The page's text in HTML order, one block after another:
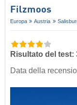
Filzmoos
Europa Austria
Risultato del test:
Data della